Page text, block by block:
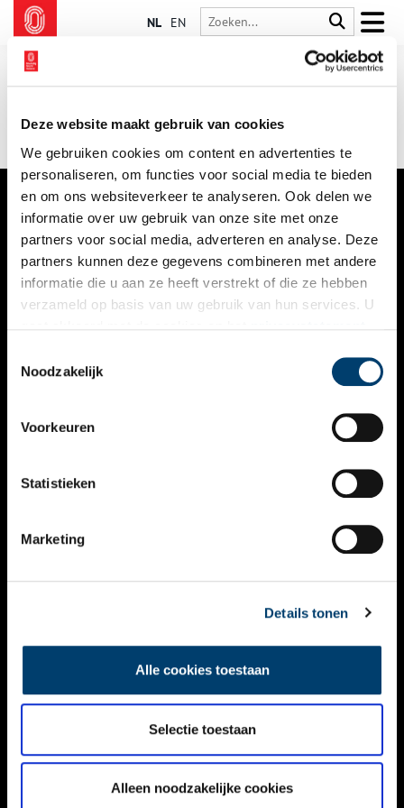
Deze website maakt gebruik van cookies
We gebruiken cookies om content en advertenties te
personaliseren, om functies voor social media te bieden
en om ons websiteverkeer te analyseren. Ook delen we
informatie over uw gebruik van onze site met onze
partners voor social media, adverteren en analyse. Deze
partners kunnen deze gegevens combineren met andere
informatie die u aan ze heeft verstrekt of die ze hebben
verzameld op basis van uw gebruik van hun services. U
Noodzakelijk
Voorkeuren
Statistieken
Marketing
Details tonen
Alle cookies toestaan
Selectie toestaan
Alleen noodzakelijke cookies
NL EN
VERHALEN
NIEUWS
KALENDER
ACTIVITEITEN
NIEUWSBRIEF
DISCLAIMER
TOEGANKELIJKHEID
Volg ONH op social media